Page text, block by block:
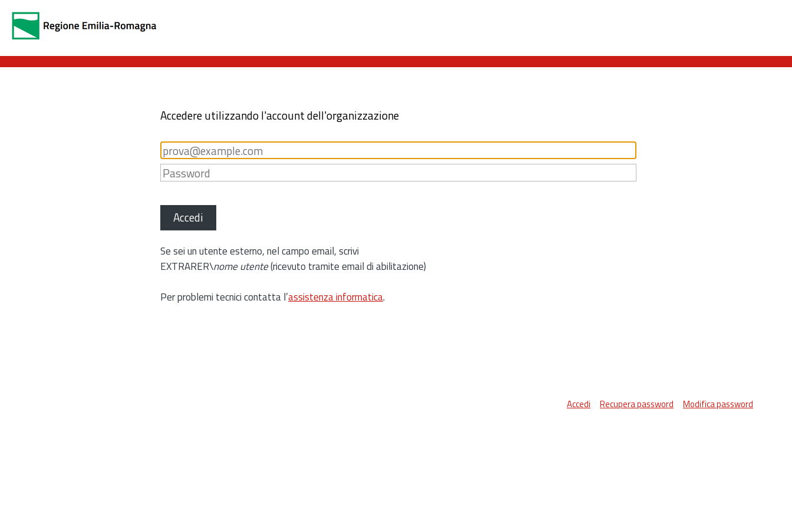
Accedere utilizzando l'account dell'organizzazione
Accedi
Se sei un utente esterno, nel campo email, scrivi
EXTRARER\nome utente(ricevuto tramite email di abilitazione)
Per problemi tecnici contatta l’assistenza informatica.
Accedi Recupera password Modifica password